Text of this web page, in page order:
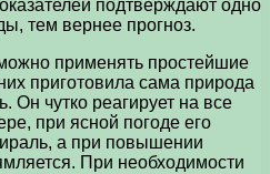
подтверждают одно
тем вернее прогноз.
применять простейшие
приготовила сама природа
чутко реагирует на все
при ясной погоде его
а при повышении
При необходимости